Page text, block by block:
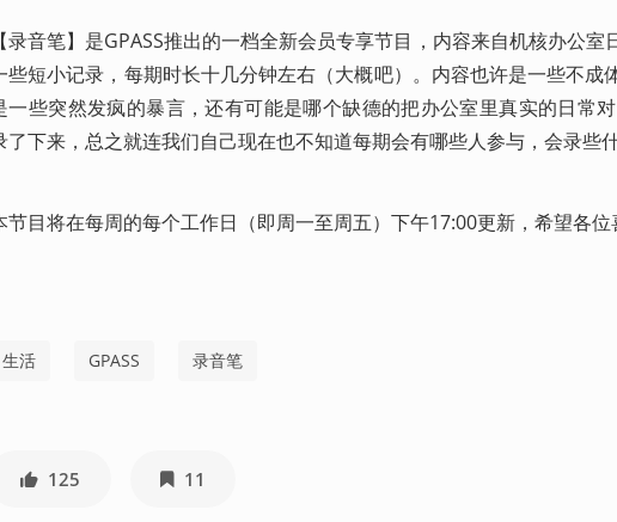
【录音笔】是GPASS推出的一档全新会员专享节目，内容来自机核办公室
些短小记录，每期时长十几分钟左右（大概吧）。内容也许是一些不成
一些突然发疯的暴言，还有可能是哪个缺德的把办公室里真实的日常
了下来，总之就连我们自己现在也不知道每期会有哪些人参与，会录些什
节目将在每周的每个工作日（即周一至周五）下午17:00更新，希望各位
生活 GPASS 录音笔
125 11